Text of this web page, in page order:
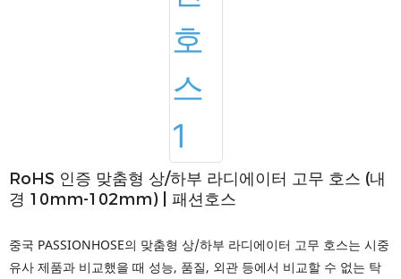
RoHS 인증 맞춤형 상/하부 라디에이터 고무 호스 (내
경 10mm-102mm) | 패션호스
중국 PASSIONHOSE의 맞춤형 상/하부 라디에이터 고무 호스는 시중
유사 제품과 비교했을 때 성능, 품질, 외관 등에서 비교할 수 없는 탁